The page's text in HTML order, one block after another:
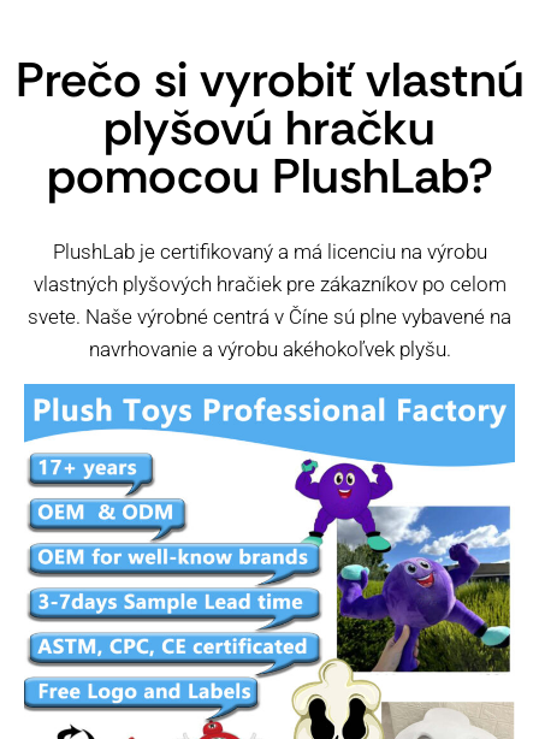
Prečo si vyrobiť vlastnú
plyšovú hračku
pomocou PlushLab?
PlushLab je certifikovaný a má licenciu na výrobu
vlastných plyšových hračiek pre zákazníkov po celom
svete. Naše výrobné centrá v Číne sú plne vybavené na
navrhovanie a výrobu akéhokoľvek plyšu.